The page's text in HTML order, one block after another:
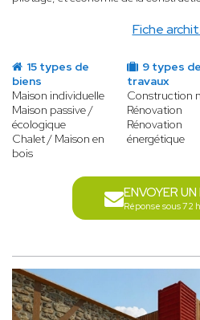
Fiche
15 types de
biens
Maison individuelle
Maison passive /
écologique
Chalet / Maison en
bois
9 types de
travaux
Construction
Rénovation
Rénovation
énergétique
ENVOYER
Réponse sous 72